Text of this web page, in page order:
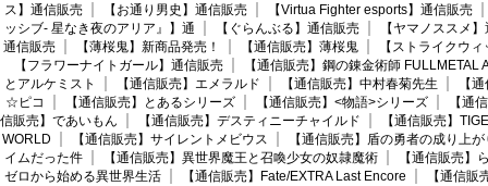
ス】通信販売
【お通り男史】通信販売
【Virtua Fighter esports】通信販売
ッシブ- 星なき夜のアリア』】通
【ぐらんぶる】通信販売
【ヤマノススメ
通信販売
【薄桜鬼】新商品発売！ 【通信販売】薄桜鬼
【ストライクウ
【フラワーナイトガール】通信販売
【通信販売】鋼の錬金術師 FULLMETAL
とアルケミスト
【通信販売】エメラルド 【通信販売】中村春菊先生
【
☆ピコ
【通信販売】とあるシリーズ 【通信販売】<物語>シリーズ
【通
信販売】であいもん
【通信販売】デスティニーチャイルド
【通信販売】
WORLD
【通信販売】サイレントメビウス
【通信販売】盾の勇者の成り上が
イムだった件
【通信販売】異世界魔王と召喚少女の奴隷魔術
【通信販売】
ゼロから始める異世界生活
【通信販売】Fate/EXTRA Last Encore
【通信